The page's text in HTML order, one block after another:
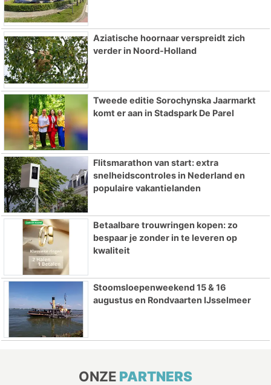
Aziatische hoornaar verspreidt zich
verder in Noord-Holland
Tweede editie Sorochynska Jaarmarkt
komt er aan in Stadspark De Parel
Flitsmarathon van start: extra
snelheidscontroles in Nederland en
populaire vakantielanden
Betaalbare trouwringen kopen: zo
bespaar je zonder in te leveren op
kwaliteit
Stoomsloepenweekend 15 & 16
augustus en Rondvaarten IJsselmeer
ONZE PARTNERS